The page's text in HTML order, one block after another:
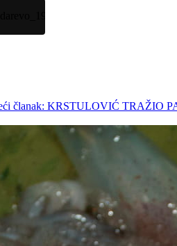
članak: KRSTULOVIĆ TRAŽIO